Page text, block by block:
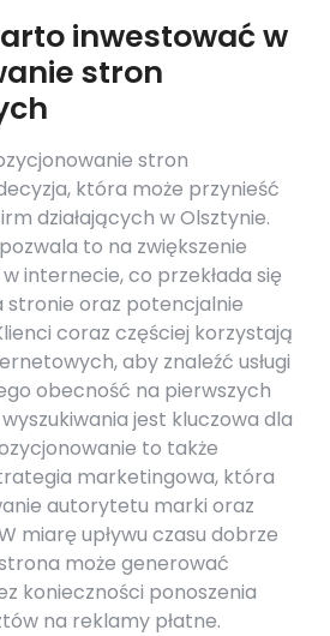
inwestować w
stron
stron
która może przynieść
działających w Olsztynie.
to na zwiększenie
internecie, co przekłada się
stronie oraz potencjalnie
coraz częściej korzystają
aby znaleźć usługi
obecność na pierwszych
jest kluczowa dla
to także
marketingowa, która
autorytetu marki oraz
miarę upływu czasu dobrze
może generować
konieczności ponoszenia
na reklamy płatne.